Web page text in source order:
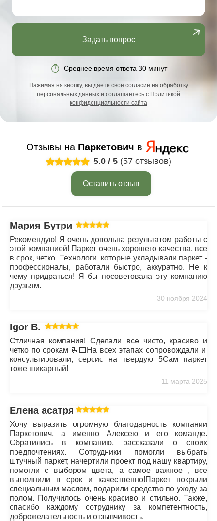
Задать вопрос
Среднее время ответа 30 минут
Нажимая на кнопку, вы даете свое согласие на обработку
персональных данных и соглашаетесь с Политикой
конфиденциальности сайта
Отзывы на Паркетович в
5.0 / 5 (57 отзывов)
Оставить отзыв
Мария Бутрим
Рекомендую! Я очень довольна результатом работы с
этой компанией! Паркет очень хорошего качества, все
в срок, четко. Технологи, которые укладывали паркет -
профессионалы, работали быстро, аккуратно. Не к
чему придраться! Я бы посоветовала эту компанию
друзьям.
30 ноября 2024
Igor B.
Отличная компания! Сделали все чисто, красиво и
четко по срокам 🫰🏻На всех этапах сопровождали и
консультировали, серсис на твердую 5Сам паркет
тоже шикарный!
11 марта 2025
Елена асатрян
Хочу выразить огромную благодарность компании
Паркетович, а именно Алексею и его команде.
Обратились в компанию, рассказали о своих
предпочтениях. Сотрудники помогли выбрать
штучный паркет, начертили проект под нашу квартиру,
помогли с выбором цвета, а самое важное , все
выполнили в срок и качественно!Паркет покрыли
специальным маслом, подарили средство по уходу за
полом. Получилось очень красиво и стильно. Также,
спасибо каждому сотруднику за компетентность,
доброжелательность и отзывчивость.